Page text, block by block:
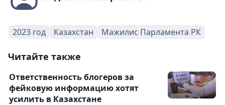
2023 год Казахстан Мажилис Парламента РК
Читайте также
Ответственность блогеров за
фейковую информацию хотят
усилить в Казахстане